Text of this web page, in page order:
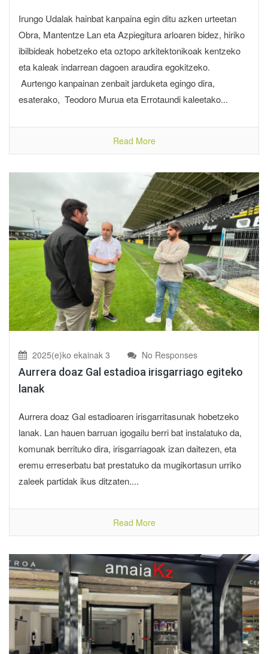
Irungo Udalak hainbat kanpaina egin ditu azken urteetan
Obra, Mantentze Lan eta Azpiegitura arloaren bidez, hiriko
ibilbideak hobetzeko eta oztopo arkitektonikoak kentzeko
eta kaleak indarrean dagoen araudira egokitzeko.
Aurtengo kanpainan zenbait jarduketa egingo dira,
esaterako, Teodoro Murua eta Errotaundi kaleetako...
Read More
2025(e)ko ekainak 3 No Responses
Aurrera doaz Gal estadioa irisgarriago egiteko
lanak
Aurrera doaz Gal estadioaren irisgarritasunak hobetzeko
lanak. Lan hauen barruan igogailu berri bat instalatuko da,
komunak berrituko dira, irisgarriagoak izan daitezen, eta
eremu erreserbatu bat prestatuko da mugikortasun urriko
zaleek partidak ikus ditzaten....
Read More